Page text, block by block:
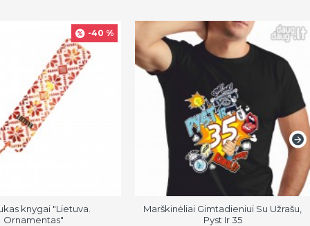
-40 %
knygai "Lietuva.
Ornamentas"
Marškinėliai Gimtadieniui Su Užrašu,
Pyst Ir 35